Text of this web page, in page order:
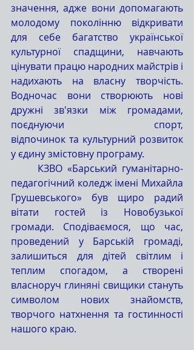
значення, адже вони допомагають
молодому поколінню відкривати
для себе багатство української
культурної спадщини, навчають
цінувати працю народних майстрів і
надихають на власну творчість.
Водночас вони створюють нові
дружні зв'язки між громадами,
поєднуючи спорт,
відпочинок та культурний розвиток
у єдину змістовну програму.
педагогічний коледж імені Михайла
Грушевського» був щиро радий
вітати гостей із Новобузької
громади. Сподіваємося, що час,
проведений у Барській громаді,
залишиться для дітей світлим і
теплим спогадом, а створені
власноруч глиняні свищики стануть
символом нових знайомств,
творчого натхнення та гостинності
нашого краю.